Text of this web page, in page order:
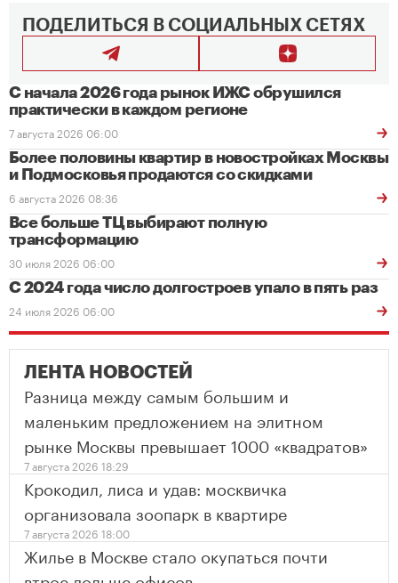
ПОДЕЛИТЬСЯ В СОЦИАЛЬНЫХ СЕТЯХ
С начала 2026 года рынок ИЖС обрушился
практически в каждом регионе
7 августа 2026 06:00
Более половины квартир в новостройках Москвы
и Подмосковья продаются со скидками
6 августа 2026 08:36
Все больше ТЦ выбирают полную
трансформацию
30 июля 2026 06:00
С 2024 года число долгостроев упало в пять раз
24 июля 2026 06:00
ЛЕНТА НОВОСТЕЙ
Разница между самым большим и
маленьким предложением на элитном
рынке Москвы превышает 1000 «квадратов»
7 августа 2026 18:29
Крокодил, лиса и удав: москвичка
организовала зоопарк в квартире
7 августа 2026 18:00
Жилье в Москве стало окупаться почти